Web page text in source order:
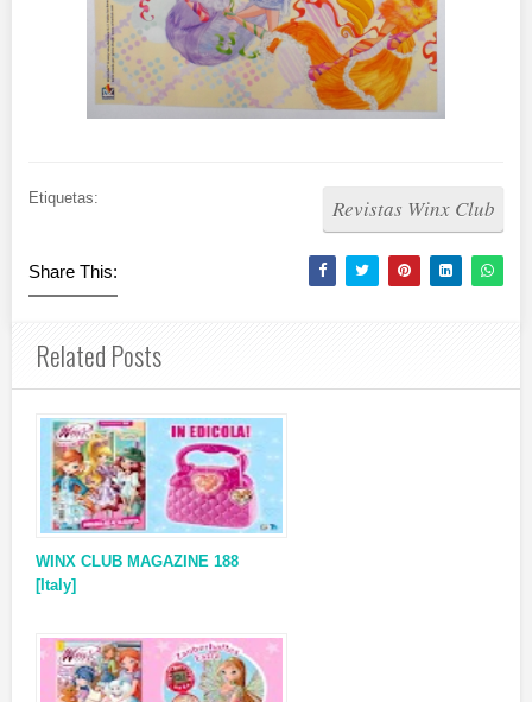
Etiquetas: Revistas Winx Club
Share This:
Related Posts
WINX CLUB MAGAZINE 188
[Italy]